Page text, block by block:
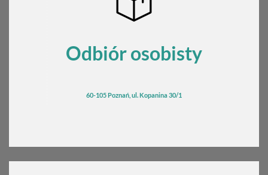
Odbiór osobisty
60-105 Poznań, ul. Kopanina 30/1